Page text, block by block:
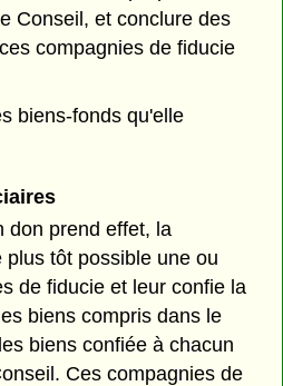
Conseil, et conclure des
compagnies de fiducie
biens-fonds qu'elle
don prend effet, la
tôt possible une ou
de fiducie et leur confie la
biens compris dans le
biens confiée à chacun
Ces compagnies de